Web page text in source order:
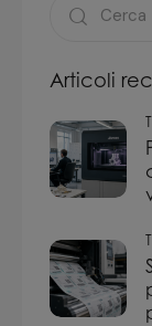
Articoli